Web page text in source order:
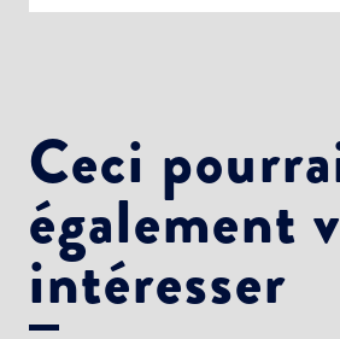
Ceci
également
intéresser